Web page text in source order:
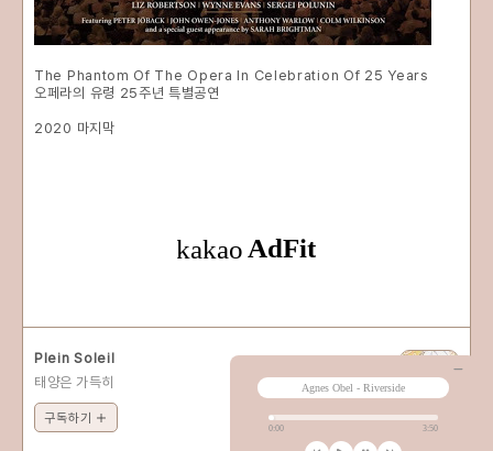
The Phantom Of The Opera In Celebration Of 25 Years
오페라의 유령 25주년 특별공연
2020 마지막
Plein Soleil
태양은 가득히
구독하기